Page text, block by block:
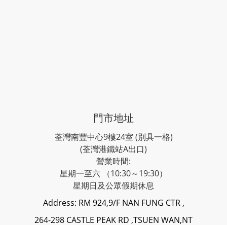
門市地址
荃灣南豐中心9樓24室 (別具一格)
(荃灣港鐵站A出口)
營業時間:
星期一至六 （10:30～19:30）
星期日及公眾假期休息
Address: RM 924,9/F NAN FUNG CTR ,
264-298 CASTLE PEAK RD ,TSUEN WAN,NT